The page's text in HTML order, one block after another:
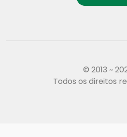
© 2013 ~
Todos os direitos